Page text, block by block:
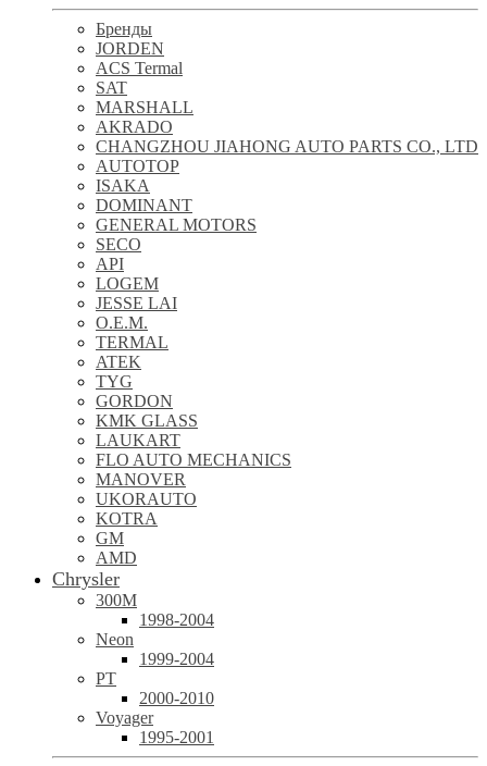
Бренды
JORDEN
ACS Termal
SAT
MARSHALL
AKRADO
CHANGZHOU JIAHONG AUTO PARTS CO., LTD
AUTOTOP
ISAKA
DOMINANT
GENERAL MOTORS
SECO
API
LOGEM
JESSE LAI
O.E.M.
TERMAL
ATEK
TYG
GORDON
KMK GLASS
LAUKART
FLO AUTO MECHANICS
MANOVER
UKORAUTO
KOTRA
GM
AMD
Chrysler
300M
1998-2004
Neon
1999-2004
PT
2000-2010
Voyager
1995-2001